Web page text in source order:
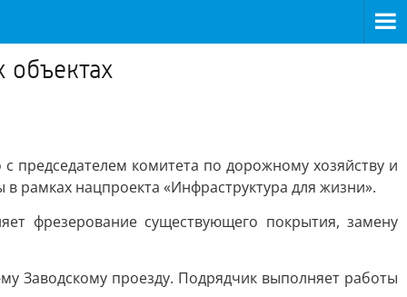
председателем комитета по дорожному хозяйству и
рамках нацпроекта «Инфраструктура для жизни».
фрезерование существующего покрытия, замену
Заводскому проезду. Подрядчик выполняет работы